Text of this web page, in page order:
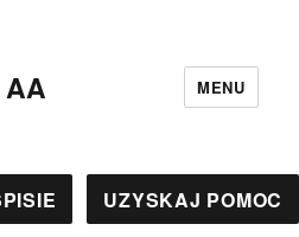
MENU
UZYSKAJ POMOC